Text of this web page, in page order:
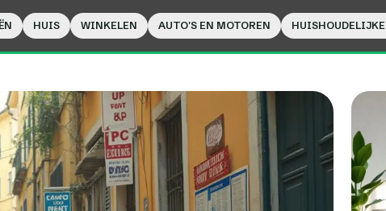
HUIS WINKELEN AUTO'S EN MOTOREN